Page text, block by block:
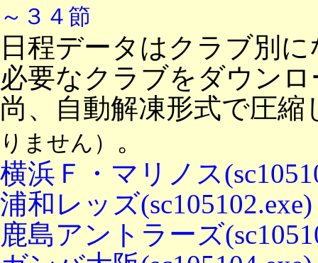
～３４節
日程データはクラブ別
必要なクラブをダウン
尚、自動解凍形式で圧縮
りません）
。
横浜Ｆ・マリノス
浦和レッズ(sc105102.exe)
鹿島アントラーズ